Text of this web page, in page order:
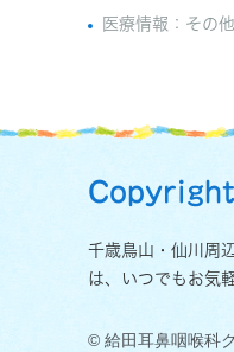
医療情報：その他
Copyright
千歳鳥山・仙川周
は、いつでもお気
© 給田耳鼻咽喉科